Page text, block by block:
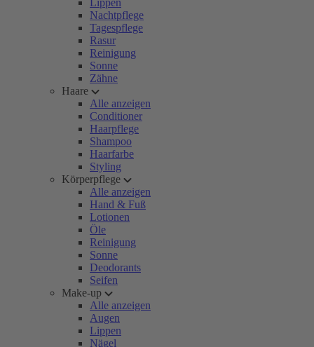
Lippen
Nachtpflege
Tagespflege
Rasur
Reinigung
Sonne
Zähne
Haare
Alle anzeigen
Conditioner
Haarpflege
Shampoo
Haarfarbe
Styling
Körperpflege
Alle anzeigen
Hand & Fuß
Lotionen
Öle
Reinigung
Sonne
Deodorants
Seifen
Make-up
Alle anzeigen
Augen
Lippen
Nägel